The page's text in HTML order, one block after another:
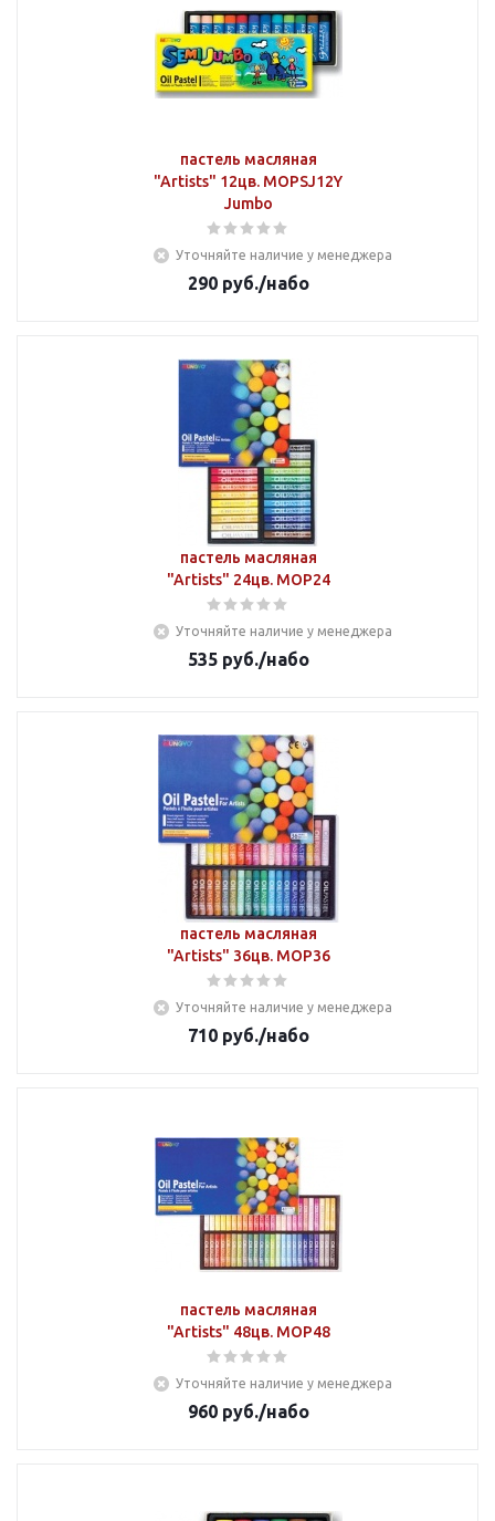
пастель масляная
"Artists" 12цв. MOPSJ12Y
Jumbo
Уточняйте наличие у менеджера
290руб./набо
пастель масляная
"Artists" 24цв. MOP24
Уточняйте наличие у менеджера
535руб./набо
пастель масляная
"Artists" 36цв. MOP36
Уточняйте наличие у менеджера
710руб./набо
пастель масляная
"Artists" 48цв. MOP48
Уточняйте наличие у менеджера
960руб./набо